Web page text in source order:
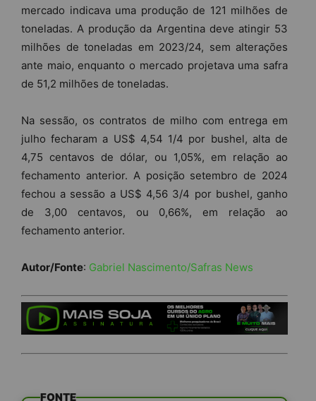
mercado indicava uma produção de 121 milhões de
toneladas. A produção da Argentina deve atingir 53
milhões de toneladas em 2023/24, sem alterações
ante maio, enquanto o mercado projetava uma safra
de 51,2 milhões de toneladas.
Na sessão, os contratos de milho com entrega em
julho fecharam a US$ 4,54 1/4 por bushel, alta de
4,75 centavos de dólar, ou 1,05%, em relação ao
fechamento anterior. A posição setembro de 2024
fechou a sessão a US$ 4,56 3/4 por bushel, ganho
de 3,00 centavos, ou 0,66%, em relação ao
fechamento anterior.
Autor/Fonte: Gabriel Nascimento/Safras News
FONTE